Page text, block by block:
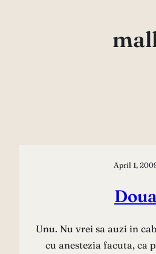
April 1,
Doua
Unu. Nu vrei sa auzi in
cu anestezia facuta, ca